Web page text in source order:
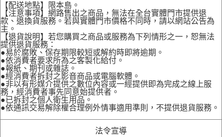
【配送地點】限本島。
【注意事項】網路售出之商品，無法在全台實體門市提供退
款、退換貨服務。若與實體門市價格不同時，請以網站公告為
主。
【退貨說明】若您購買之商品或服務為下列情形之一，恕無法
提供退貨服務：
●易於腐敗、保存期限較短或解約時即將逾期。
●依消費者要求所為之客製化給付。
●報紙、期刊或雜誌。
●經消費者拆封之影音商品或電腦軟體。
●非以有形媒介提供之數位內容或一經提供即為完成之線上服
務，經消費者事先同意始提供者。
●已拆封之個人衛生用品。
●依通訊交易解除權合理例外情事適用準則，不提供退貨服務。
法令宣導